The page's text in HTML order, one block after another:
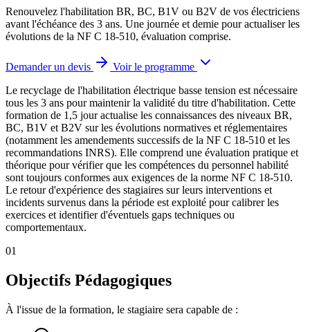
Renouvelez l'habilitation BR, BC, B1V ou B2V de vos électriciens
avant l'échéance des 3 ans. Une journée et demie pour actualiser les
évolutions de la NF C 18-510, évaluation comprise.
Demander un devis
Voir le programme
Le recyclage de l'habilitation électrique basse tension est nécessaire
tous les 3 ans pour maintenir la validité du titre d'habilitation. Cette
formation de 1,5 jour actualise les connaissances des niveaux BR,
BC, B1V et B2V sur les évolutions normatives et réglementaires
(notamment les amendements successifs de la NF C 18-510 et les
recommandations INRS). Elle comprend une évaluation pratique et
théorique pour vérifier que les compétences du personnel habilité
sont toujours conformes aux exigences de la norme NF C 18-510.
Le retour d'expérience des stagiaires sur leurs interventions et
incidents survenus dans la période est exploité pour calibrer les
exercices et identifier d'éventuels gaps techniques ou
comportementaux.
01
Objectifs Pédagogiques
À l'issue de la formation, le stagiaire sera capable de :